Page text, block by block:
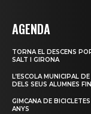
AGENDA
TORNA EL DESCENS
SALT I GIRONA
L’ESCOLA MUNICIPAL
DELS SEUS ALUMNES
GIMCANA DE
ANYS